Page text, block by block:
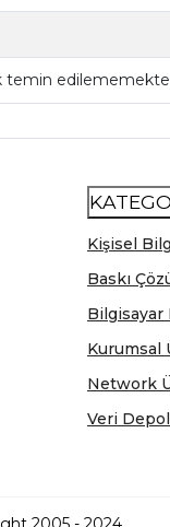
temin
Kişisel
Baskı
Bilgisayar
Kurumsal
Network
Veri